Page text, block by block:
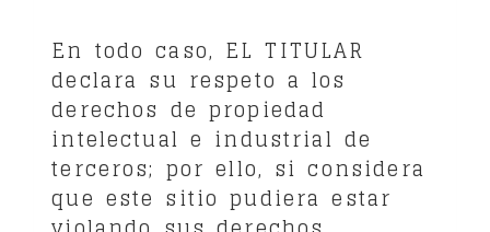
En todo caso, EL TITULAR
declara su respeto a los
derechos de propiedad
intelectual e industrial de
terceros; por ello, si considera
que este sitio pudiera estar